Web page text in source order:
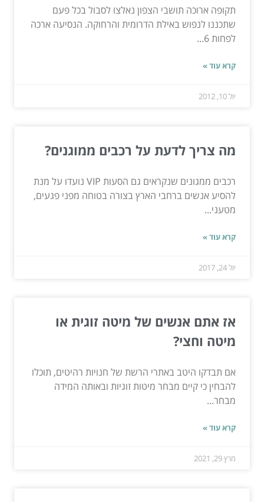
תקופה ארוכה תושבי הצפון נאלצו לסבול בכל פעם
שתכננו לנפוש באילת הדרומית והרחוקה. הנסיעה ארכה
לפחות 6...
קרא עוד »
יול 10, 2012
מה צריך לדעת על רכבים ממוגנים?
רכבים ממגונים שנקראים גם הסעות VIP נועדו על מנת
להסיע אנשים ברחבי הארץ בצורה בטוחה מפני פגעים,
מטעני...
קרא עוד »
יול 24, 2017
אז אתם אנשים של מיטה זוגית או
מיטה וחצי?
אם תבדקו היטב באתרי הרשת של חנויות רהיטים, תוכלו
להבחין כי קיים מבחר מיטות זוגיות ובאותה המידה
מבחר...
קרא עוד »
מרץ 29, 2021